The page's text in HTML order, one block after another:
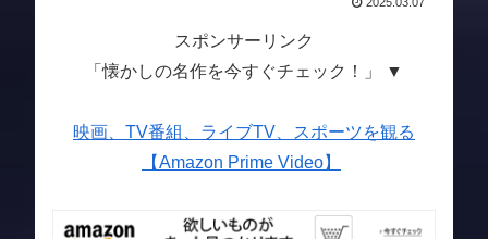
スポンサーリンク
「懐かしの名作を今すぐチェック！」 ▼
映画、TV番組、ライブTV、スポーツを観る
【Amazon Prime Video】